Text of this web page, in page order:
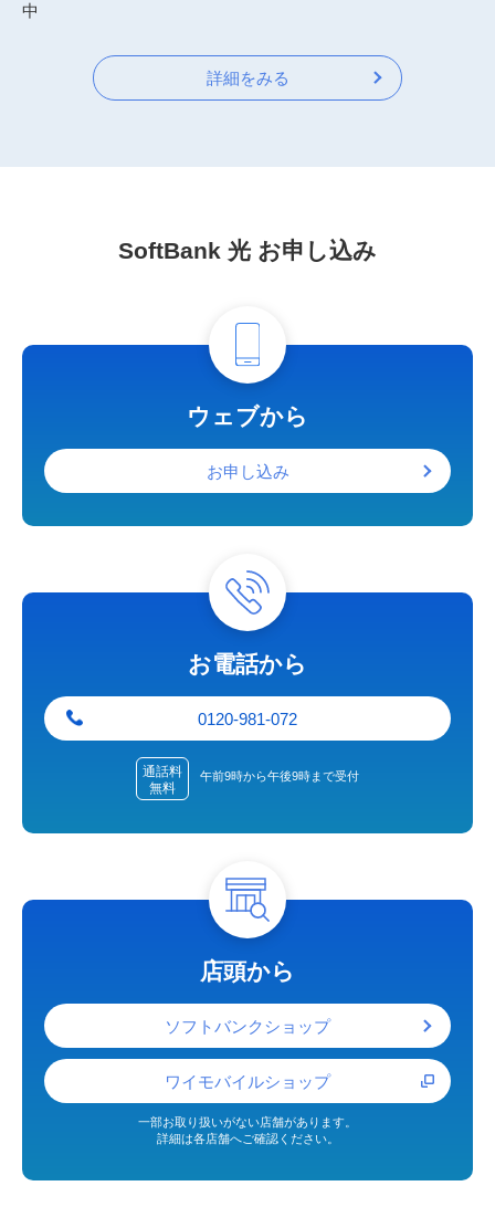
中
詳細をみる
SoftBank 光 お申し込み
ウェブから
お申し込み
お電話から
0120-981-072
通話料
無料
午前9時から午後9時まで受付
店頭から
ソフトバンクショップ
ワイモバイルショップ
一部お取り扱いがない店舗があります。
詳細は各店舗へご確認ください。